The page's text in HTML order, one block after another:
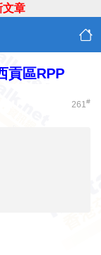
文章
貢區RPP
261#